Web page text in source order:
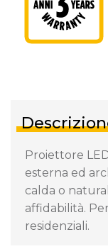
Proiettore
esterna ed
calda o
affidabilità.
residenziali.